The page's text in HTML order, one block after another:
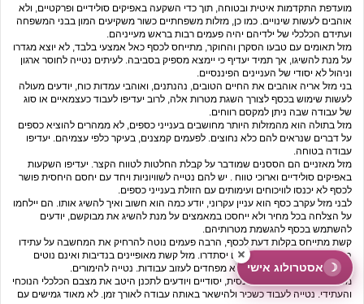
מועדפת התקדמות איטית ובטוחה, תוך כדי השקעה באפיקים סולידיים ופרקטיים, ולא
אוהבים לעשות שינויים. כמו כן, מזלות משפחתיים כשור משקיעים המון בבני המשפחה
ועתידם הכלכלי של ילדיהם יהיה פעמים רבות בראש מעייניהם.
מזל תאומים עם טבעו הסקרן והחוקר, מתייחס לכסף כאל אמצעי בלבד, לא יוצא מגדרו
על מנת להשיגו, אך תמיד יעדיף כי יימצא מספיק בסביבה. לעיתים נטייה לחוסר ארגון
וניהול לא יסודי של העניינים הפיננסיים.
בני מזל אריה אוהבים את החיים הטובים, נהנתנים, ואוהבי עמדות כוח, יודעים מעולה
לעשות שימוש בכסף לצורך השגת מטרות אלה, לרוב יעדיפו לעבוד כעצמאיים או סוג
של עבודה שבה ניתן למקסם רווחים.
מזל בתולה הוא מהמזלות היותר מחושבים בענייני כספים, לא ממהרים להוציא כספים
על דברים שנראים להם כלא נחוצים. לפעמים קמצנים, בעיקר כלפי עצמיהם. יעדיפו
עבודה בטוחה.
מזל מאזניים הם הססנים שמודבר על קבלת החלטות לטווח הקצר. יעדיפו השקעות
באפיקים סולידיים וארוכי טווח . יש להם נטייה לשוויוניות ויחד עם יחסם היחסית פושר
לכסף לא יכנסו לוויכוחים ועימותים עם הזולת בענייני כספים.
לבני מזל עקרב כסף הוא עניין עקרוני, יודע כמה הוא חשוב ואיך להשיג אותו. הם יילחמו
על הצלחה בכל מחיר ולא ייחסכו במאמצים על מנת להשיג את מבוקשם, יודעים
להשתמש בכסף להגשמת מטרותיהם.
קשת מתייחס בקלות דעת לכסף, הרבה פעמים נוטה להרחיק את המחשבה על עתידו
הכלכלי מתוך אמונה שהדברים יסתדרו. מזל קשת מאופיינים בנדיבות ואינם נוטים
להיות רכושניים כלפי כספם. לא מפחדים לעזוב עבודות. נטייה להימורים.
מזל גדי מאוד עצמאיים פיננסית, יסודיים ויודעים לתכנן היטב את מצבם הכלכלי הנוכחי
והעתידי. נטייה לעבוד כשכיר ולהישאר באותה עבודה לאורך זמן. לא מאוד גמישים עם
☽ אסטרולוג אישי